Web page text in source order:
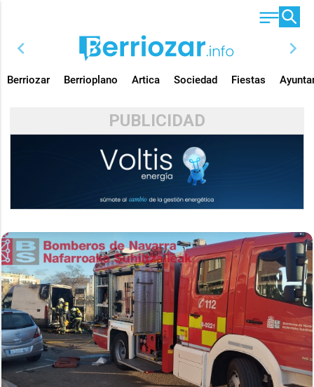
chevron_left chevron_right
Berriozar Berrioplano Artica Sociedad Fiestas
PUBLICIDAD